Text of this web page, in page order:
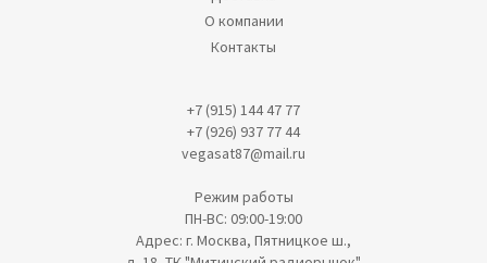
О компании
Контакты
+7 (915) 144 47 77
+7 (926) 937 77 44
vegasat87@mail.ru
Режим работы
ПН-ВС: 09:00-19:00
Адрес: г. Москва, Пятницкое ш.,